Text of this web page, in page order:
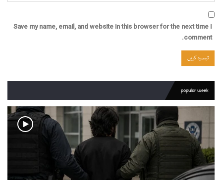
Save my name, email, and website in this browser for the next time I
comment.
popular week